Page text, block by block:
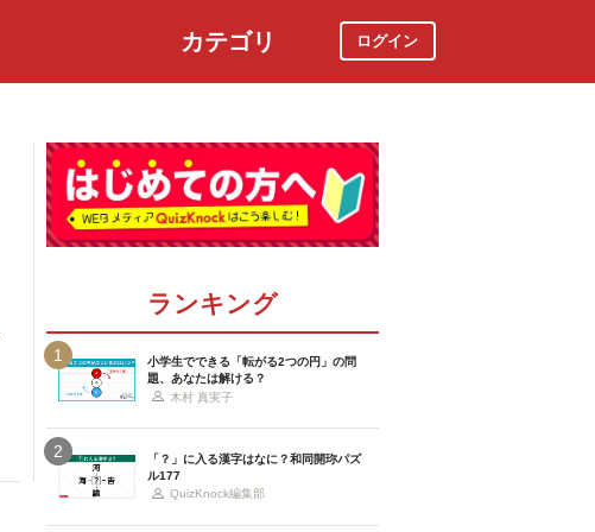
カテゴリ ログイン
ランキング
1
小学生でできる「転がる2つの円」の問
題、あなたは解ける？
木村 真実子
2
「？」に入る漢字はなに？和同開珎パズ
ル177
QuizKnock編集部